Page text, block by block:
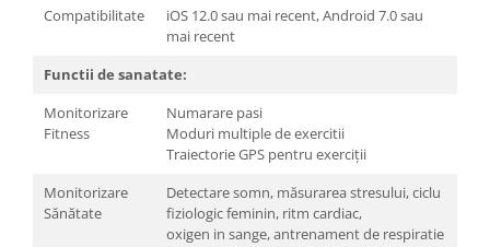
Compatibilitate
iOS 12.0 sau mai recent, Android 7.0 sau
mai recent
Functii de sanatate:
Monitorizare
Fitness
Numarare pasi
Moduri multiple de exercitii
Traiectorie GPS pentru exerciții
Monitorizare
Sănătate
Detectare somn, măsurarea stresului, ciclu
fiziologic feminin, ritm cardiac,
oxigen in sange, antrenament de respiratie